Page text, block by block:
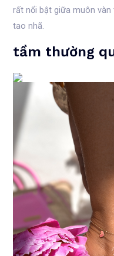
rất nổi bật giữa muôn
tao nhã.
tầm thường